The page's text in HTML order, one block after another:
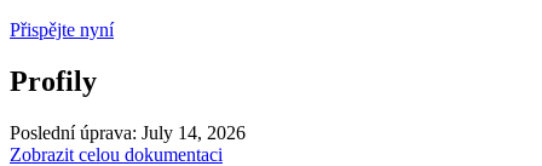
Přispějte nyní
Profily
Poslední úprava: July 14, 2026
Zobrazit celou dokumentaci